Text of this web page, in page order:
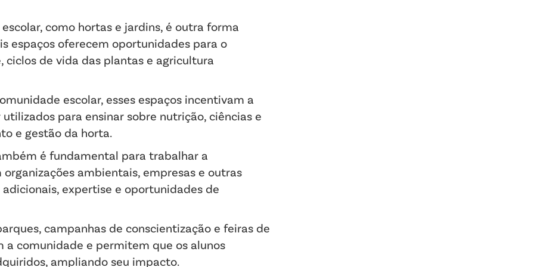
como hortas e jardins, é outra forma
espaços oferecem oportunidades para o
de vida das plantas e agricultura
escolar, esses espaços incentivam a
para ensinar sobre nutrição, ciências e
e gestão da horta.
é fundamental para trabalhar a
ambientais, empresas e outras
expertise e oportunidades de
campanhas de conscientização e feiras de
comunidade e permitem que os alunos
ampliando seu impacto.